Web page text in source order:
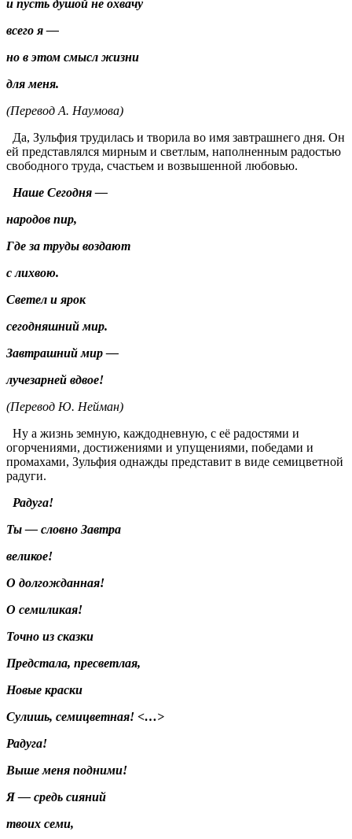
и пусть душой не охвачу
всего я —
но в этом смысл жизни
для меня.
(Перевод А. Наумова)
Да, Зульфия трудилась и творила во имя завтрашнего дня. Он
ей представлялся мирным и светлым, наполненным радостью
свободного труда, счастьем и возвышенной любовью.
Наше Сегодня —
народов пир,
Где за труды воздают
с лихвою.
Светел и ярок
сегодняшний мир.
Завтрашний мир —
лучезарней вдвое!
(Перевод Ю. Нейман)
Ну а жизнь земную, каждодневную, с её радостями и
огорчениями, достижениями и упущениями, победами и
промахами, Зульфия однажды представит в виде семицветной
радуги.
Радуга!
Ты — словно Завтра
великое!
О долгожданная!
О семиликая!
Точно из сказки
Предстала, пресветлая,
Новые краски
Сулишь, семицветная! <…>
Радуга!
Выше меня подними!
Я — средь сияний
твоих семи,